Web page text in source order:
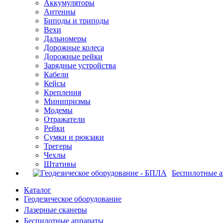
Аккумуляторы
Антенны
Биподы и триподы
Вехи
Дальномеры
Дорожные колеса
Дорожные рейки
Зарядные устройства
Кабели
Кейсы
Крепления
Минипризмы
Модемы
Отражатели
Рейки
Сумки и рюкзаки
Трегеры
Чехлы
Штативы
Беспилотные
Каталог
Геодезическое оборудование
Лазерные сканеры
Беспилотные аппараты